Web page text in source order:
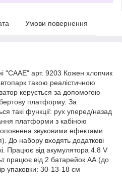
Умови повернення
"CAAE" арт. 9203 Кожен хлопчик
такою реалістичною
керується за допомогою
платформу. За
такі функції: рух уперед/назад
платформи з кабіною
звуковими ефектами
До набору входять додаткові
Працює від акумулятора 4.8 V
працює від 2 батарейок АА (до
упаковки: 30-13-18 см